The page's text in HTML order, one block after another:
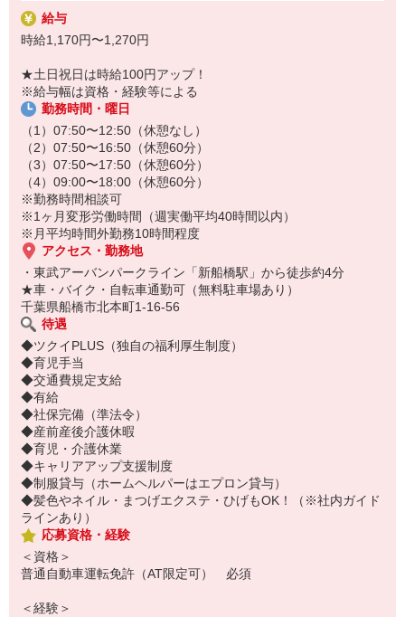
ら喜んでいただけるだろう」他職種で連携しながら創意工夫し支援
していきます。感謝の言葉を直接いただけたり、信頼関係を築いて
いくことができます。日勤のみで働け介護度も比較的高くないた
給与
時給1,170円〜1,270円
★土日祝日は時給100円アップ！
※給与幅は資格・経験等による
勤務時間・曜日
（1）07:50〜12:50（休憩なし）
（2）07:50〜16:50（休憩60分）
（3）07:50〜17:50（休憩60分）
（4）09:00〜18:00（休憩60分）
※勤務時間相談可
※1ヶ月変形労働時間（週実働平均40時間以内）
※月平均時間外勤務10時間程度
アクセス・勤務地
・東武アーバンパークライン「新船橋駅」から徒歩約4分
★車・バイク・自転車通勤可（無料駐車場あり）
千葉県船橋市北本町1-16-56
待遇
◆ツクイPLUS（独自の福利厚生制度）
◆育児手当
◆交通費規定支給
◆有給
◆社保完備（準法令）
◆産前産後介護休暇
◆育児・介護休業
◆キャリアアップ支援制度
◆制服貸与（ホームヘルパーはエプロン貸与）
◆髪色やネイル・まつげエクステ・ひげもOK！（※社内ガイド
ラインあり）
応募資格・経験
＜資格＞
普通自動車運転免許（AT限定可） 必須
＜経験＞